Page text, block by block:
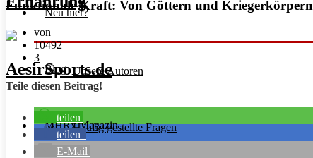
Unsere Autoren
Häufig gestellte Fragen
Neu hier?
Blog
MHRx Magazin
Funktionale Kraft: Von Göttern und Kriegerkörpern
von
10492
3
Teile diesen Beitrag!
teilen
teilen
E-Mail